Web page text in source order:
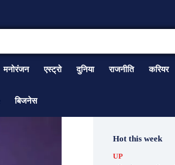
मनोरंजन एस्ट्रो दुनिया राजनीति करियर
बिजनेस
Hot this week
UP